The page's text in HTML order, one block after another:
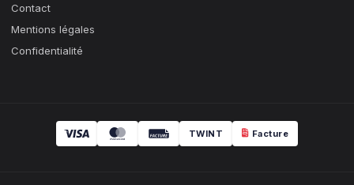
Contact
Mentions légales
Confidentialité
TWINT Facture